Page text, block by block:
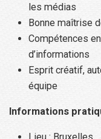
les médias
Bonne maîtrise
Compétences
d’informations
Esprit créatif,
équipe
Informations